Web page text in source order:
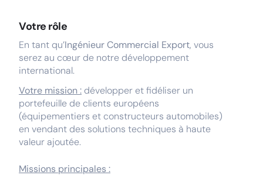
Votre rôle
En tant qu’Ingénieur Commercial Export, vous
serez au cœur de notre développement
international.
Votre mission : développer et fidéliser un
portefeuille de clients européens
(équipementiers et constructeurs automobiles)
en vendant des solutions techniques à haute
valeur ajoutée.
Missions principales :